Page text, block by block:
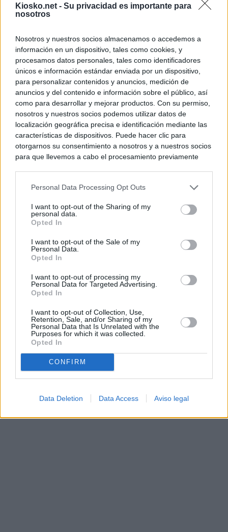
Kiosko.net - Su privacidad es importante para
nosotros
Nosotros y nuestros socios almacenamos o accedemos a
información en un dispositivo, tales como cookies, y
procesamos datos personales, tales como identificadores
únicos e información estándar enviada por un dispositivo,
para personalizar contenidos y anuncios, medición de
anuncios y del contenido e información sobre el público, así
como para desarrollar y mejorar productos. Con su permiso,
nosotros y nuestros socios podemos utilizar datos de
localización geográfica precisa e identificación mediante las
características de dispositivos. Puede hacer clic para
otorgarnos su consentimiento a nosotros y a nuestros socios
para que llevemos a cabo el procesamiento previamente
negar su consentimiento. Tenga en cuenta que algún
de su consentimiento, pero usted tiene el derecho de
rechazar tal procesamiento. Sus preferencias se aplicarán
cualquier momento entrando de nuevo en este sitio web o
visitando nuestra política de privacidad.
Personal Data Processing Opt Outs
I want to opt-out of the Sharing of my
personal data.
Opted In
I want to opt-out of the Sale of my
Personal Data.
Opted In
I want to opt-out of processing my
Personal Data for Targeted Advertising.
Opted In
I want to opt-out of Collection, Use,
Retention, Sale, and/or Sharing of my
Personal Data that Is Unrelated with the
Purposes for which it was collected.
Opted In
CONFIRM
Data Deletion Data Access Aviso legal